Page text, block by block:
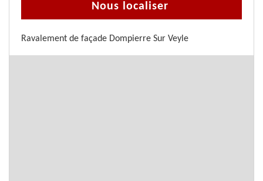
Nous localiser
Ravalement de façade Dompierre Sur Veyle